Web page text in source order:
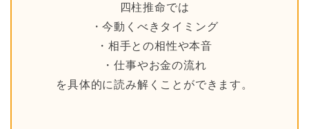
四柱推命では
・今動くべきタイミング
・相手との相性や本音
・仕事やお金の流れ
を具体的に読み解くことができます。